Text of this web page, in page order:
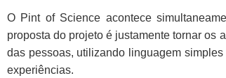
O Pint of Science acontece
proposta do projeto é justamente tornar os
das pessoas, utilizando linguagem
experiências.